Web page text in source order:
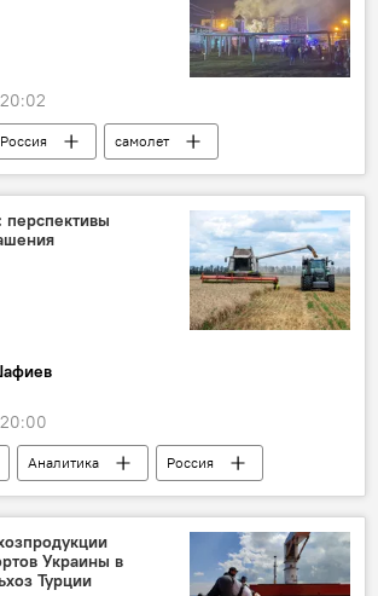
Россия
самолет
крушение пожар
перспективы
Аналитика
Россия
Экономика
Зерно
Украины в
Турции